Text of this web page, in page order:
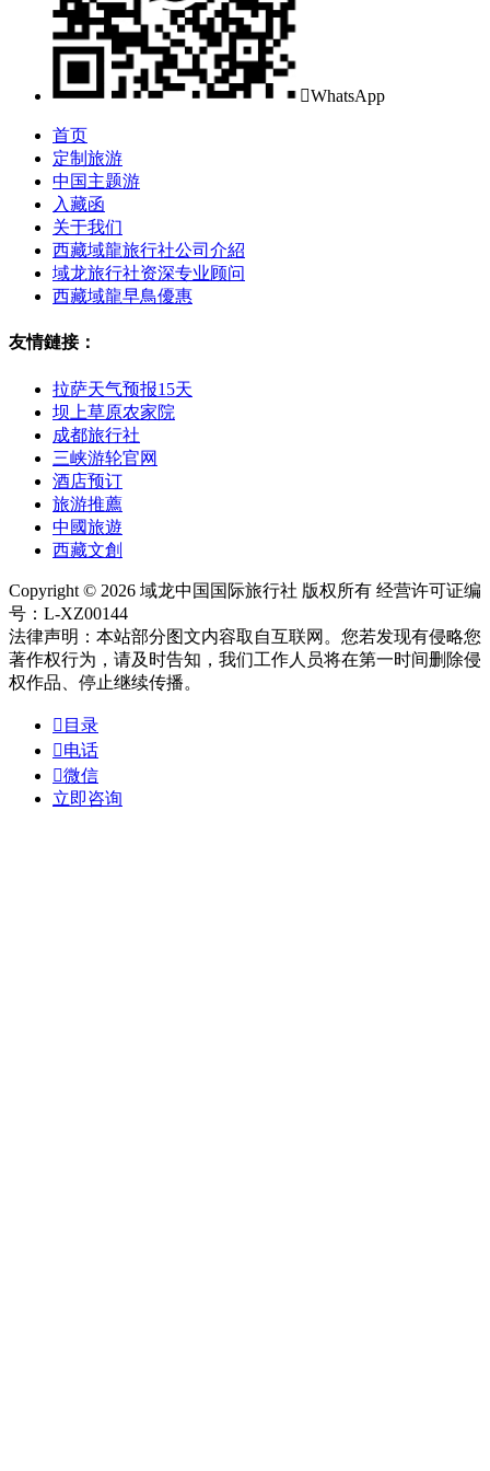
WhatsApp
首页
定制旅游
中国主题游
入藏函
关于我们
西藏域龍旅行社公司介紹
域龙旅行社资深专业顾问
西藏域龍早鳥優惠
友情鏈接：
拉萨天气预报15天
坝上草原农家院
成都旅行社
三峡游轮官网
酒店预订
旅游推薦
中國旅遊
西藏文創
Copyright © 2026 域龙中国国际旅行社 版权所有 经营许可证编
号：L-XZ00144
法律声明：本站部分图文内容取自互联网。您若发现有侵略您
著作权行为，请及时告知，我们工作人员将在第一时间删除侵
权作品、停止继续传播。
 目录
电话
微信
立即咨询